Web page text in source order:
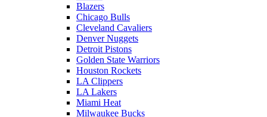
Blazers
Chicago Bulls
Cleveland Cavaliers
Denver Nuggets
Detroit Pistons
Golden State Warriors
Houston Rockets
LA Clippers
LA Lakers
Miami Heat
Milwaukee Bucks